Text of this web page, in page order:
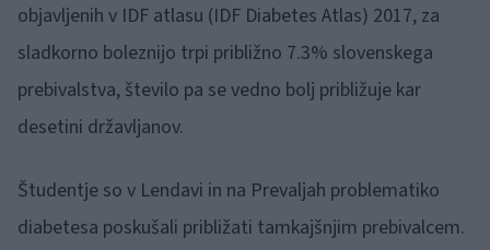
objavljenih v IDF atlasu (IDF Diabetes Atlas) 2017, za
sladkorno boleznijo trpi približno 7.3% slovenskega
prebivalstva, število pa se vedno bolj približuje kar
desetini državljanov.
Študentje so v Lendavi in na Prevaljah problematiko
diabetesa poskušali približati tamkajšnjim prebivalcem.